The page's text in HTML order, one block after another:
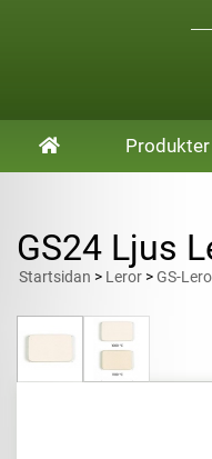
Produkter
GS24 Ljus
Startsidan > Leror >GS-